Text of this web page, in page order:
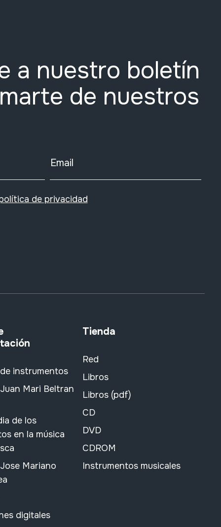
a nuestro boletín
de nuestros
Email
de privacidad
instrumentos
Mari Beltran
de los
en la música
Mariano
digitales
Tienda
Red
Libros
Libros (pdf)
CD
DVD
CDROM
Instrumentos musicales